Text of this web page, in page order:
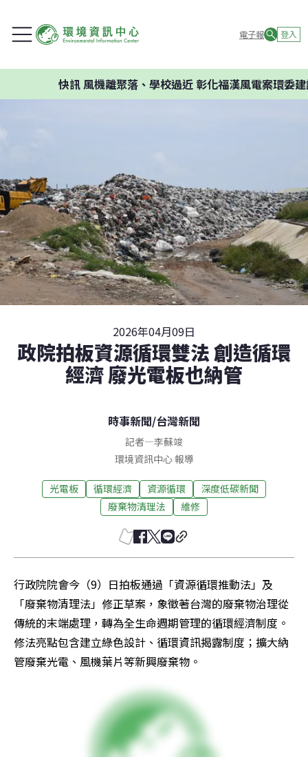
電子報 登入
風機離聚落、學校過近 彰化福漢風電案環委建議不
2026年04月09日
政院拍板資源循環雙法 創造循環
經濟 廢光電板也納管
時事新聞/台灣新聞
記者—李蘇竣
環境資訊中心 報導
光電板 循環經濟 資源循環
深度低碳新聞
廢棄物清理法
維修
行政院院會今（9）日拍板通過「資源循環推動法」及
「廢棄物清理法」修正草案，象徵著台灣的廢棄物治理從
傳統的末端處理，轉為全生命週期管理的循環經濟制度。
修法亮點包含建立綠色設計、循環資訊揭露制度；擴大納
管廢棄光電、風機葉片等新興廢棄物。